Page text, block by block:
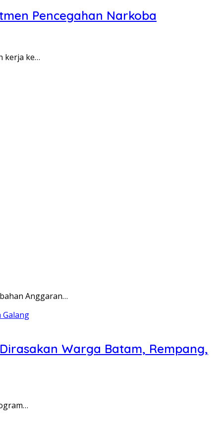
Pencegahan Narkoba
kerja ke…
Anggaran…
Warga Batam, Rempang,